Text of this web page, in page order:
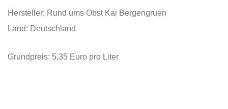
Hersteller: Rund ums Obst Kai Bergengruen
Land: Deutschland
Grundpreis: 5,35 Euro pro Liter